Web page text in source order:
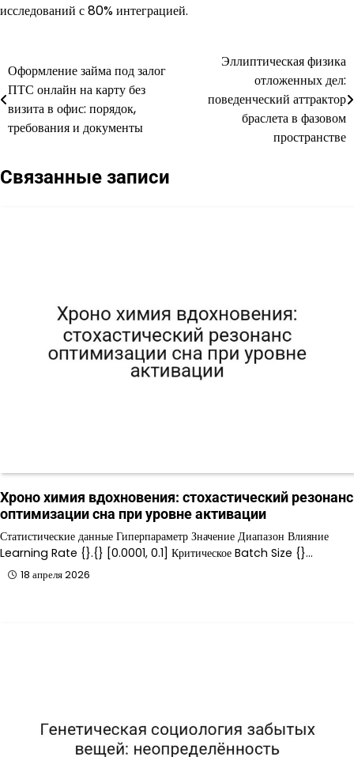
исследований с 80% интеграцией.
Навигация
по
записям
Оформление займа под залог
ПТС онлайн на карту без
визита в офис: порядок,
требования и документы
Эллиптическая физика
отложенных дел:
поведенческий аттрактор
браслета в фазовом
пространстве
Связанные записи
Хроно химия вдохновения: стохастический резонанс
оптимизации сна при уровне активации
Статистические данные Гиперпараметр Значение Диапазон Влияние
Learning Rate {}.{} [0.0001, 0.1] Критическое Batch Size {}…
18 апреля 2026